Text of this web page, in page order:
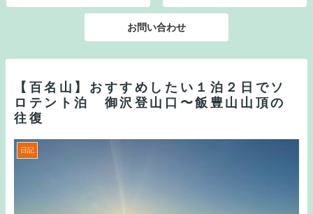
お問い合わせ
【百名山】おすすめしたい１泊２日でソ
ロテント泊 御沢登山口〜飯豊山山頂の
往復
日記